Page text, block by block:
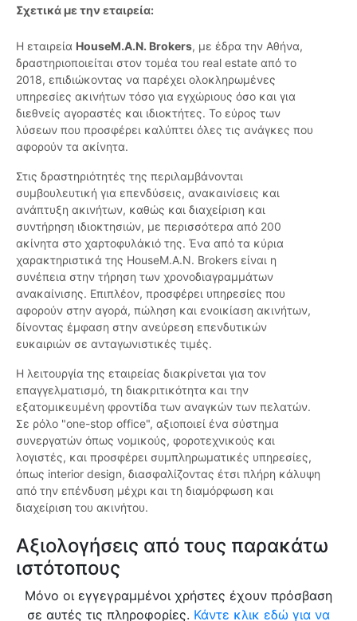
Σχετικά με την εταιρεία:
Η εταιρεία HouseM.A.N. Brokers, με έδρα την Αθήνα,
δραστηριοποιείται στον τομέα του real estate από το
2018, επιδιώκοντας να παρέχει ολοκληρωμένες
υπηρεσίες ακινήτων τόσο για εγχώριους όσο και για
διεθνείς αγοραστές και ιδιοκτήτες. Το εύρος των
λύσεων που προσφέρει καλύπτει όλες τις ανάγκες που
αφορούν τα ακίνητα.
Στις δραστηριότητές της περιλαμβάνονται
συμβουλευτική για επενδύσεις, ανακαινίσεις και
ανάπτυξη ακινήτων, καθώς και διαχείριση και
συντήρηση ιδιοκτησιών, με περισσότερα από 200
ακίνητα στο χαρτοφυλάκιό της. Ένα από τα κύρια
χαρακτηριστικά της HouseM.A.N. Brokers είναι η
συνέπεια στην τήρηση των χρονοδιαγραμμάτων
ανακαίνισης. Επιπλέον, προσφέρει υπηρεσίες που
αφορούν στην αγορά, πώληση και ενοικίαση ακινήτων,
δίνοντας έμφαση στην ανεύρεση επενδυτικών
ευκαιριών σε ανταγωνιστικές τιμές.
Η λειτουργία της εταιρείας διακρίνεται για τον
επαγγελματισμό, τη διακριτικότητα και την
εξατομικευμένη φροντίδα των αναγκών των πελατών.
Σε ρόλο "one-stop office", αξιοποιεί ένα σύστημα
συνεργατών όπως νομικούς, φοροτεχνικούς και
λογιστές, και προσφέρει συμπληρωματικές υπηρεσίες,
όπως interior design, διασφαλίζοντας έτσι πλήρη κάλυψη
από την επένδυση μέχρι και τη διαμόρφωση και
διαχείριση του ακινήτου.
Αξιολογήσεις από τους παρακάτω
ιστότοπους
Μόνο οι εγγεγραμμένοι χρήστες έχουν πρόσβαση
σε αυτές τις πληροφορίες. Κάντε κλικ εδώ για να